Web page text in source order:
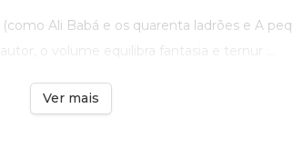
Ali Babá e os quarenta ladrões e A
o volume equilibra fantasia e ternur ...
Ver mais